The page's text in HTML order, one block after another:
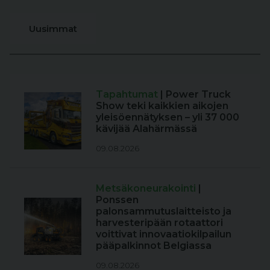
Uusimmat
Tapahtumat | Power Truck
Show teki kaikkien aikojen
yleisöennätyksen – yli 37 000
kävijää Alahärmässä
09.08.2026
Metsäkoneurakointi |
Ponssen
palonsammutuslaitteisto ja
harvesteripään rotaattori
voittivat innovaatiokilpailun
pääpalkinnot Belgiassa
09.08.2026